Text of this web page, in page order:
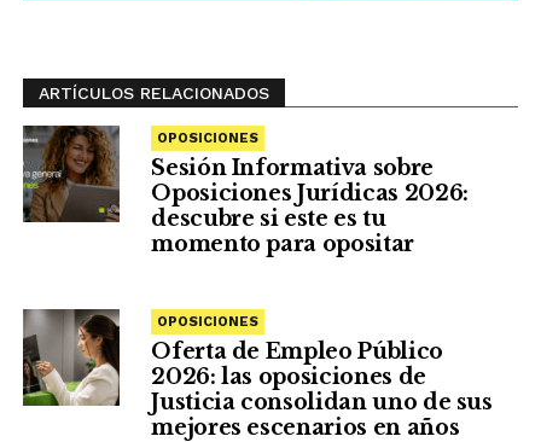
ARTÍCULOS RELACIONADOS
OPOSICIONES
Sesión Informativa sobre
Oposiciones Jurídicas 2026:
descubre si este es tu
momento para opositar
OPOSICIONES
Oferta de Empleo Público
2026: las oposiciones de
Justicia consolidan uno de sus
mejores escenarios en años